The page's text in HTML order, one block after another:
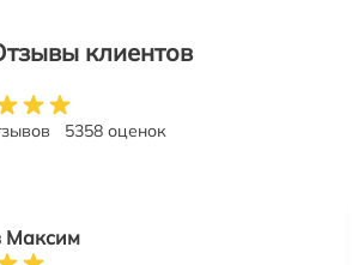
клиентов
5358 оценок
Максим